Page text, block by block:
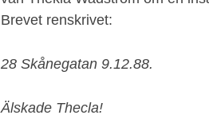
Brevet renskrivet:
28 Skånegatan 9.12.88.
Älskade Thecla!